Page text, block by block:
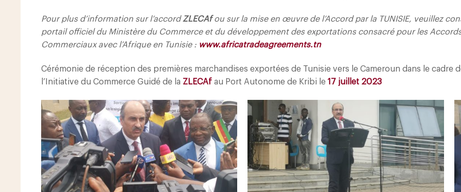
Pour plus d’information sur l’accordZLECAfou sur la mise en œuvre de l’Accord par la TUNISIE, veuillez
portail officiel du Ministère du Commerce et du développement des exportations consacré pour les
Commerciaux avec l’Afrique en Tunisie : www.africatradeagreements.tn
Cérémonie de réception des premières marchandises exportées de Tunisie vers le Cameroun dans le cadre
l’Initiative du Commerce Guidé de la ZLECAf au Port Autonome de Kribi le 17 juillet 2023